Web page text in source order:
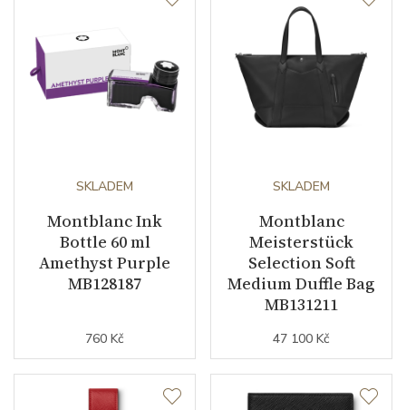
SKLADEM
Montblanc Ink
Bottle 60 ml
Amethyst Purple
MB128187
760 Kč
SKLADEM
Montblanc
Meisterstück
Selection Soft
Medium Duffle Bag
MB131211
47 100 Kč